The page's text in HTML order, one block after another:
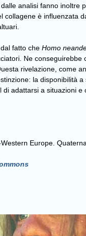
analisi fanno
è influenzata
fatto che Homo
Ne
rivelazione, come
la
adattarsi a situazioni e
Europe.